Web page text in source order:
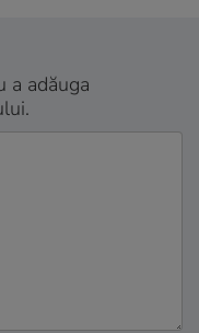
a adăuga